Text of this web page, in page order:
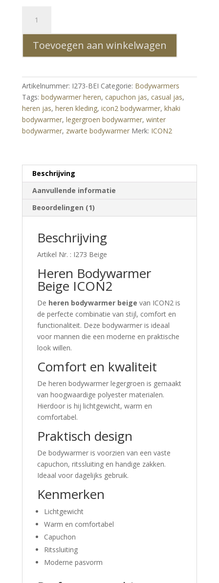
Heren
Bodywarmer
Beige
–
Capuchon
aantal
Toevoegen aan winkelwagen
Artikelnummer: I273-BEI Categorie: Bodywarmers
Tags: bodywarmer heren, capuchon jas, casual jas,
heren jas, heren kleding, icon2 bodywarmer, khaki
bodywarmer, legergroen bodywarmer, winter
bodywarmer, zwarte bodywarmer Merk: ICON2
Beschrijving
Aanvullende informatie
Beoordelingen (1)
Beschrijving
Artikel Nr. : I273 Beige
Heren Bodywarmer
Beige ICON2
De heren bodywarmer beige van ICON2 is
de perfecte combinatie van stijl, comfort en
functionaliteit. Deze bodywarmer is ideaal
voor mannen die een moderne en praktische
look willen.
Comfort en kwaliteit
De heren bodywarmer legergroen is gemaakt
van hoogwaardige polyester materialen.
Hierdoor is hij lichtgewicht, warm en
comfortabel.
Praktisch design
De bodywarmer is voorzien van een vaste
capuchon, ritssluiting en handige zakken.
Ideaal voor dagelijks gebruik.
Kenmerken
Lichtgewicht
Warm en comfortabel
Capuchon
Ritssluiting
Moderne pasvorm